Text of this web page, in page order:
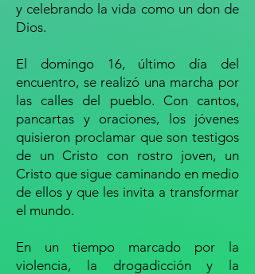
y celebrando la vida como un don de
Dios.
El domingo 16, último día del
encuentro, se realizó una marcha por
las calles del pueblo. Con cantos,
pancartas y oraciones, los jóvenes
quisieron proclamar que son testigos
de un Cristo con rostro joven, un
Cristo que sigue caminando en medio
de ellos y que les invita a transformar
el mundo.
En un tiempo marcado por la
violencia, la drogadicción y la